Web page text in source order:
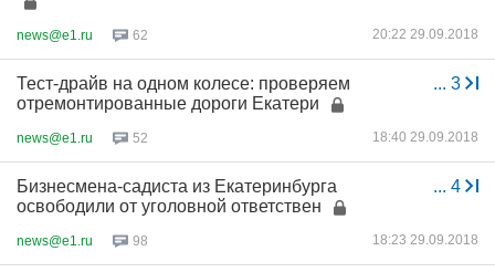
news@e1.ru 62 20:22 29.09.2018
... 3
Тест-драйв на одном колесе: проверяем
отремонтированные дороги Екатери
news@e1.ru 52 18:40 29.09.2018
... 4
Бизнесмена-садиста из Екатеринбурга
освободили от уголовной ответствен
news@e1.ru 98 18:23 29.09.2018